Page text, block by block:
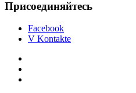
Присоединяйтесь
Facebook
V Kontakte